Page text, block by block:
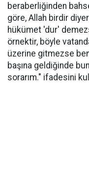
beraberliğinden
göre, Allah birdir
hükümet 'dur'
örnektir, böyle
üzerine gitmezse
başına geldiğinde
sorarım." ifadesini